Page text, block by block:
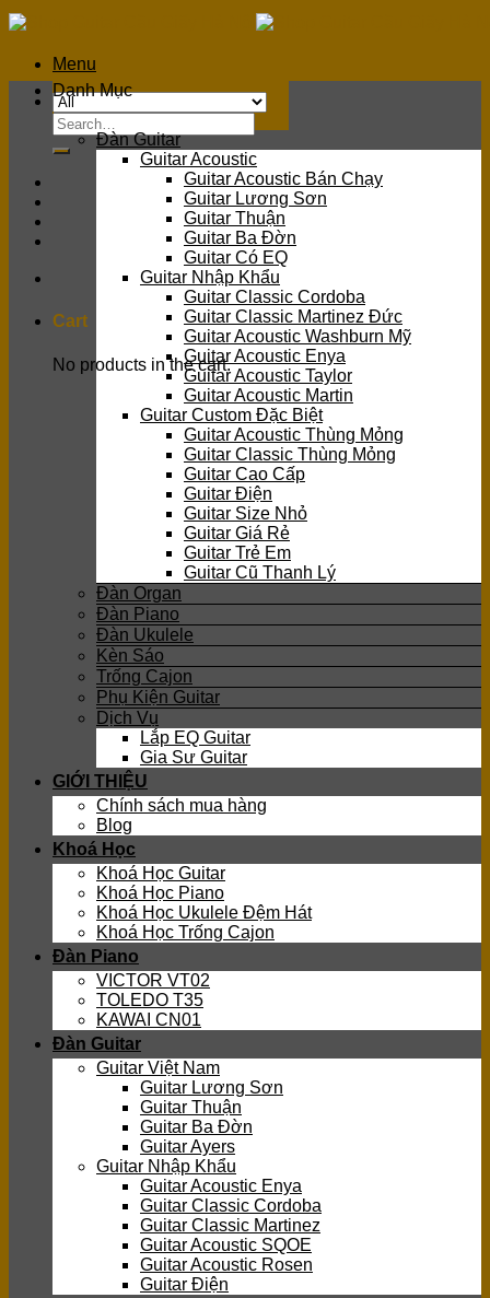
Skip
to
contentMenu
Search
for:
Cart
No products in the cart.
Danh Mục
Đàn Guitar
Guitar Acoustic
Guitar Acoustic Bán Chạy
Guitar Lương Sơn
Guitar Thuận
Guitar Ba Đờn
Guitar Có EQ
Guitar Nhập Khẩu
Guitar Classic Cordoba
Guitar Classic Martinez Đức
Guitar Acoustic Washburn Mỹ
Guitar Acoustic Enya
Guitar Acoustic Taylor
Guitar Acoustic Martin
Guitar Custom Đặc Biệt
Guitar Acoustic Thùng Mỏng
Guitar Classic Thùng Mỏng
Guitar Cao Cấp
Guitar Điện
Guitar Size Nhỏ
Guitar Giá Rẻ
Guitar Trẻ Em
Guitar Cũ Thanh Lý
Đàn Organ
Đàn Piano
Đàn Ukulele
Kèn Sáo
Trống Cajon
Phụ Kiện Guitar
Dịch Vụ
Lắp EQ Guitar
Gia Sư Guitar
GIỚI THIỆU
Chính sách mua hàng
Blog
Khoá Học
Khoá Học Guitar
Khoá Học Piano
Khoá Học Ukulele Đệm Hát
Khoá Học Trống Cajon
Đàn Piano
VICTOR VT02
TOLEDO T35
KAWAI CN01
Đàn Guitar
Guitar Việt Nam
Guitar Lương Sơn
Guitar Thuận
Guitar Ba Đờn
Guitar Ayers
Guitar Nhập Khẩu
Guitar Acoustic Enya
Guitar Classic Cordoba
Guitar Classic Martinez
Guitar Acoustic SQOE
Guitar Acoustic Rosen
Guitar Điện